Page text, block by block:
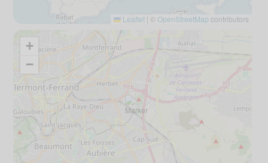
Leaflet | ©OpenStreetMap contributors
+
−